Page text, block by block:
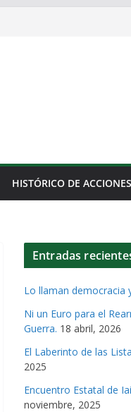
HISTÓRICO DE ACCIONES
Entradas
Lo llaman democracia
Ni un Euro para el
Guerra. 18 abril, 2026
El Laberinto de las
2025
Encuentro Estatal de
noviembre, 2025